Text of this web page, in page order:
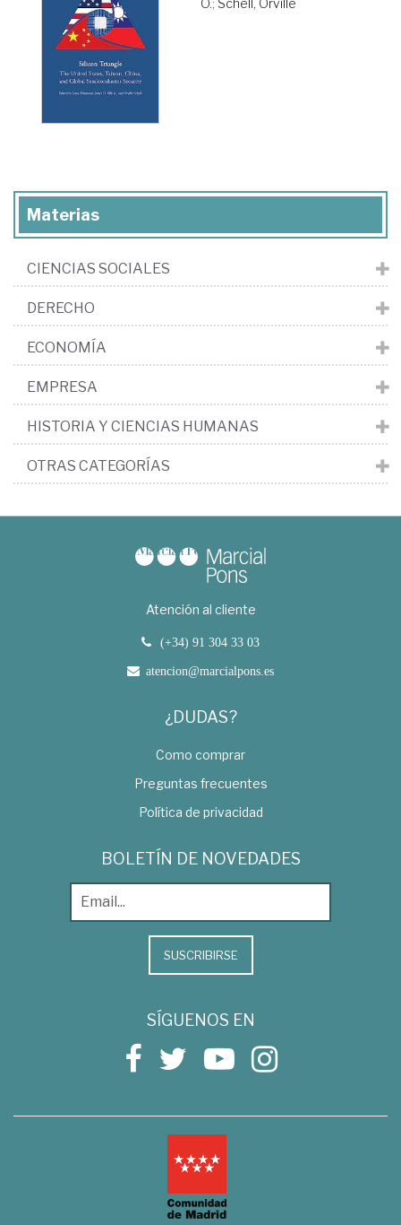
O.; Schell, Orville
Materias
CIENCIAS SOCIALES
DERECHO
ECONOMÍA
EMPRESA
HISTORIA Y CIENCIAS HUMANAS
OTRAS CATEGORÍAS
Atención al cliente
(+34) 91 304 33 03
atencion@marcialpons.es
¿DUDAS?
Como comprar
Preguntas frecuentes
Política de privacidad
BOLETÍN DE NOVEDADES
SUSCRIBIRSE
SÍGUENOS EN